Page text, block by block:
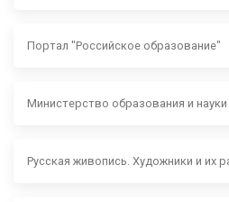
Портал "Российское образование"
Министерство образования и
Русская живопись. Художники и их